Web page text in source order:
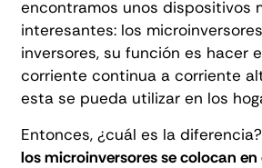
encontramos unos dispositivos
interesantes: los
inversores, su función es hacer
corriente continua a corriente
esta se pueda utilizar en los
Entonces, ¿cuál es la
los microinversores se colocan